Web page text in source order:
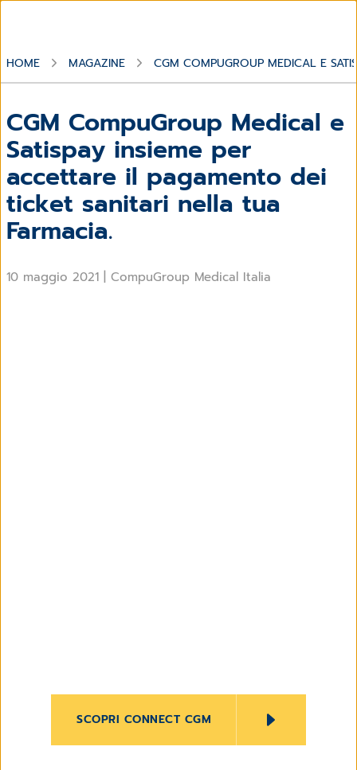
HOME MAGAZINE CGM COMPUGROUP MEDICAL E
CGM CompuGroup Medical e
Satispay insieme per
accettare il pagamento dei
ticket sanitari nella tua
Farmacia.
10 maggio 2021 CompuGroup Medical Italia
SCOPRI CONNECT CGM